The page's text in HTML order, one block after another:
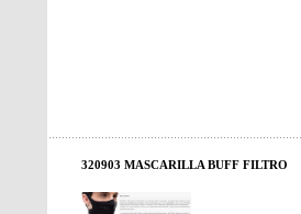
320903 MASCARILLA BUFF FILTRO